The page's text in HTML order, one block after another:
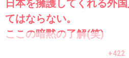
日本を擁護してくれる外
てはならない。
ここの暗黙の了解(笑)
+422